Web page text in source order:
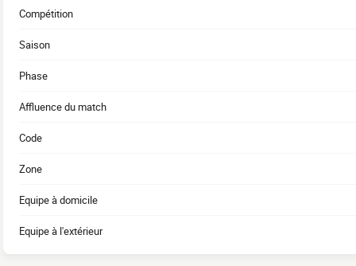
Compétition
Saison
Phase
Affluence du match
Code
Zone
Equipe à domicile
Equipe à l'extérieur